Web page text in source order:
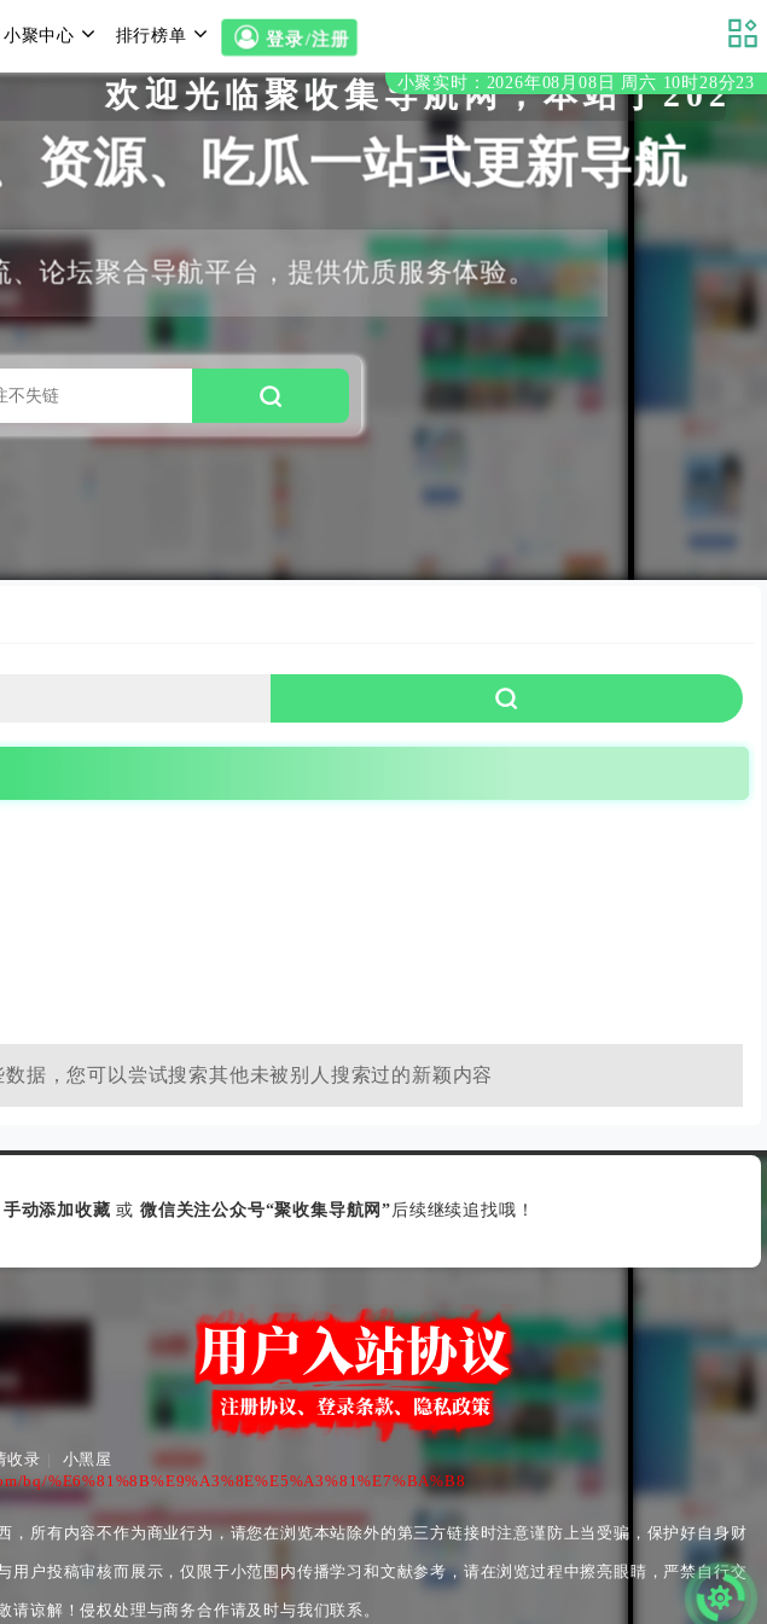
小聚中心 排行榜单 登录/注册
小聚实时：2026年08月08日 周六 10时28分24
欢迎光临聚收集导航网，本站于2020年
资源、吃瓜一站式更新导航
论坛聚合导航平台，提供优质服务体验。
据，您可以尝试搜索其他未被别人搜索过的新颖内容
手动添加收藏 或 微信关注公众号“聚收集导航网” 后续继续追找哦！
收录
小黑屋
bq/%E6%81%8B%E9%A3%8E%E5%A3%81%E7%BA%B8
所有内容不作为商业行为，请您在浏览本站除外的第三方链接时注意谨防上当受骗，保护好自身财
户投稿审核而展示，仅限于小范围内传播学习和文献参考，请在浏览过程中擦亮眼睛，严禁自行交
谅解！侵权处理与商务合作请及时与我们联系。